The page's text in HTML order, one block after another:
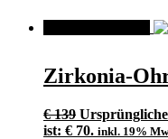
Zirkonia-
€139
ist: € 70. inkl. 19%